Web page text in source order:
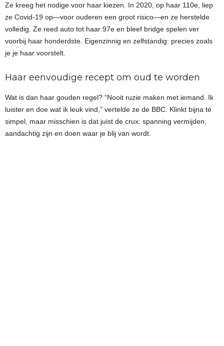
Ze kreeg het nodige voor haar kiezen. In 2020, op haar 110e, liep
ze Covid-19 op—voor ouderen een groot risico—en ze herstelde
volledig. Ze reed auto tot haar 97e en bleef bridge spelen ver
voorbij haar honderdste. Eigenzinnig en zelfstandig: precies zoals
je je haar voorstelt.
Haar eenvoudige recept om oud te worden
Wat is dan haar gouden regel? “Nooit ruzie maken met iemand. Ik
luister en doe wat ik leuk vind,” vertelde ze de BBC. Klinkt bijna té
simpel, maar misschien is dat juist de crux: spanning vermijden,
aandachtig zijn en doen waar je blij van wordt.